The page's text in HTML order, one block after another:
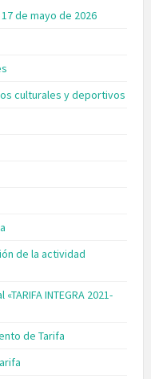
de mayo de 2026
culturales y deportivos
de la actividad
INTEGRA 2021-
de Tarifa